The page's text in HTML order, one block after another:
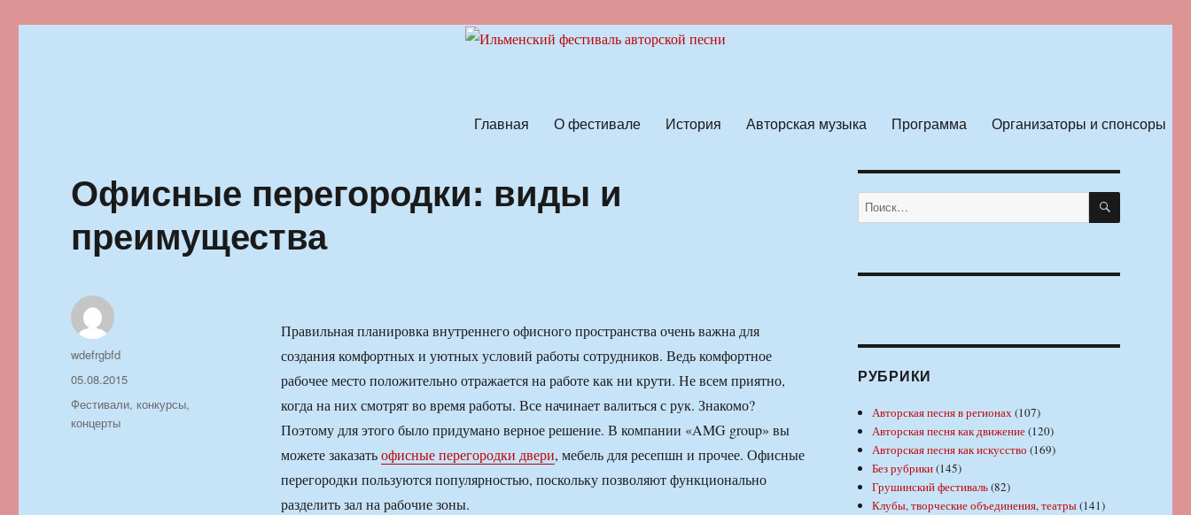
Главная О фестивале История Авторская музыка Программа Организаторы и спонсоры
Офисные перегородки: виды и
преимущества
Правильная планировка внутреннего офисного пространства очень важна для
создания комфортных и уютных условий работы сотрудников. Ведь комфортное
рабочее место положительно отражается на работе как ни крути. Не всем приятно,
когда на них смотрят во время работы. Все начинает валиться с рук. Знакомо?
Поэтому для этого было придумано верное решение. В компании «AMG group» вы
можете заказатьофисные перегородки двери, мебель для ресепшн и прочее. Офисные
перегородки пользуются популярностью, поскольку позволяют функционально
разделить зал на рабочие зоны.
Автор
wdefrgbfd
Опубликовано
05.08.2015
Рубрики
Фестивали, конкурсы,
концерты
Искать: ПОИСК
РУБРИКИ
Авторская песня в регионах(107)
Авторская песня как движение(120)
Авторская песня как искусство (169)
Без рубрики(145)
Грушинский фестиваль(82)
Клубы, творческие объединения, театры(141)